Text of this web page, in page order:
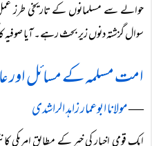
حوالے سے مسلمانوں کے تاریخی
سوال گزشتہ دنوں زیر بحث رہے۔ آیا صوفیہ کا
امت مسلمہ کے مسائل اور
―مولانا ابوعمار زاہد الراشدی